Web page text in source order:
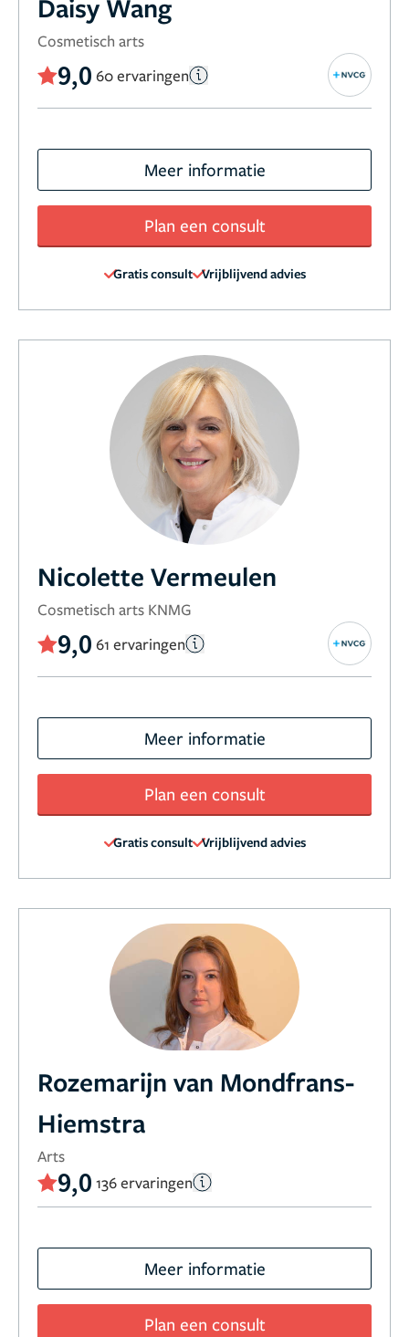
Daisy Wang
Cosmetisch arts
9,0 60 ervaringen
Meer informatie
Plan een consult
Gratis consult Vrijblijvend advies
Nicolette Vermeulen
Cosmetisch arts KNMG
9,0 61 ervaringen
Meer informatie
Plan een consult
Gratis consult Vrijblijvend advies
Rozemarijn van Mondfrans-
Hiemstra
Arts
9,0 136 ervaringen
Meer informatie
Plan een consult